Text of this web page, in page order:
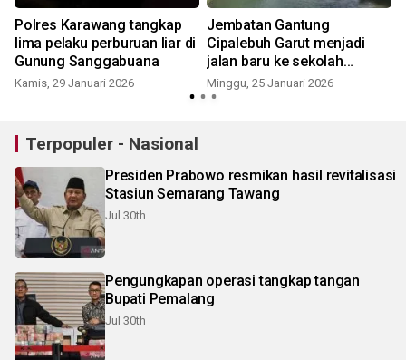
Polres Karawang tangkap
lima pelaku perburuan liar di
Gunung Sanggabuana
Kamis, 29 Januari 2026
Jembatan Gantung
Cipalebuh Garut menjadi
jalan baru ke sekolah
hingga sawah
Minggu, 25 Januari 2026
Terpopuler - Nasional
Presiden Prabowo resmikan hasil revitalisasi
Stasiun Semarang Tawang
Jul 30th
Pengungkapan operasi tangkap tangan
Bupati Pemalang
Jul 30th